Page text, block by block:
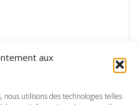
aux
utilisons des technologies telles
: